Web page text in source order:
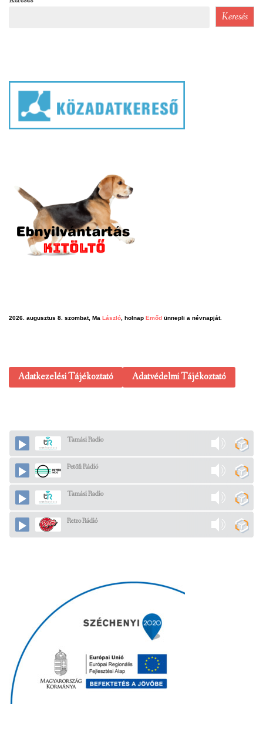
Keresés
2026. augusztus 8. szombat, Ma László , holnap Emőd ünnepli a névnapját.
Adatkezelési Tájékoztató Adatvédelmi Tájékoztató
Tamási Radio
Petőfi Rádió
Tamási Radio
Retro Rádió